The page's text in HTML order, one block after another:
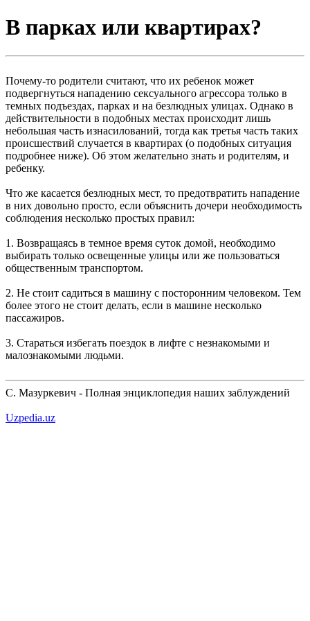
В парках или квартирах?
Почему-то родители считают, что их ребенок может
подвергнуться нападению сексуального агрессора только в
темных подъездах, парках и на безлюдных улицах. Однако в
действительности в подобных местах происходит лишь
небольшая часть изнасилований, тогда как третья часть таких
происшествий случается в квартирах (о подобных ситуация
подробнее ниже). Об этом желательно знать и родителям, и
ребенку.
Что же касается безлюдных мест, то предотвратить нападение
в них довольно просто, если объяснить дочери необходимость
соблюдения несколько простых правил:
1. Возвращаясь в темное время суток домой, необходимо
выбирать только освещенные улицы или же пользоваться
общественным транспортом.
2. Не стоит садиться в машину с посторонним человеком. Тем
более этого не стоит делать, если в машине несколько
пассажиров.
3. Стараться избегать поездок в лифте с незнакомыми и
малознакомыми людьми.
С. Мазуркевич - Полная энциклопедия наших заблуждений
Uzpedia.uz